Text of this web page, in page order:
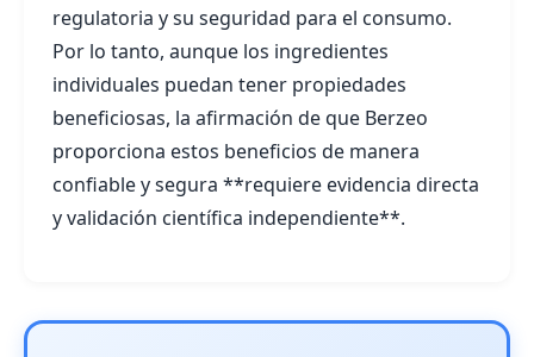
regulatoria y su seguridad para el consumo.
Por lo tanto, aunque los ingredientes
individuales puedan tener propiedades
beneficiosas, la afirmación de que Berzeo
proporciona estos beneficios de manera
confiable y segura **requiere evidencia directa
y validación científica independiente**.